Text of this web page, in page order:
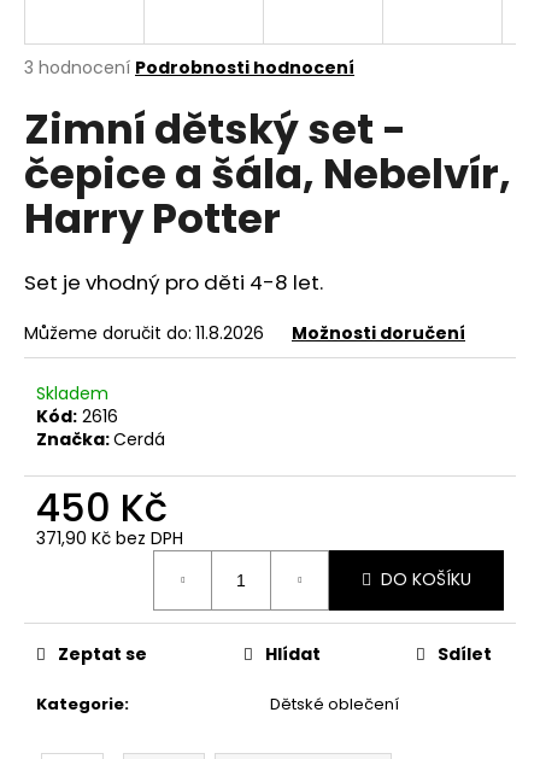
Průměrné
produktu
je
4,7
z
5
hvězdiček.
3 hodnocení Podrobnosti hodnocení
Zimní dětský set -
čepice a šála, Nebelvír,
Harry Potter
Set je vhodný pro děti 4-8 let.
Můžeme doručit do: 11.8.2026 Možnosti doručení
Skladem
Kód: 2616
Značka:Cerdá
450 Kč
371,90 Kč bez DPH
DO KOŠÍKU
Kategorie: Dětské oblečení
Zeptat se Hlídat Sdílet
j
t
?
HLEDAT
D
o
p
u
č
e
m
HARIBO